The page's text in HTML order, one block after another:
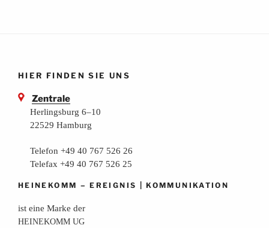
HIER FINDEN SIE UNS
Zentrale
Herlingsburg 6–10
22529 Hamburg
Telefon +49 40 767 526 26
Telefax +49 40 767 526 25
HEINEKOMM –EREIGNIS |KOMMUNIKATION
ist eine Mar­ke der
HEINEKOMM UG